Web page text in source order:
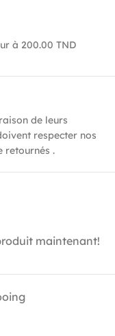
à 200.00 TND
de leurs
respecter nos
retournés .
maintenant!